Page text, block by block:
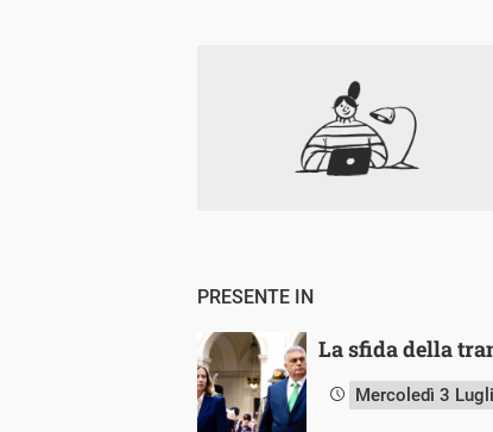
PRESENTE IN
La sfida della
Mercoledì 3